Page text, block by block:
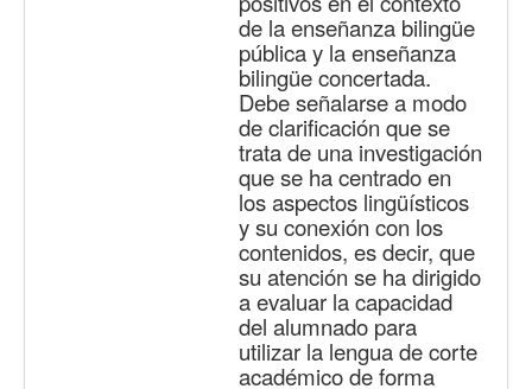
de la enseñanza bilingüe
pública y la enseñanza
bilingüe concertada.
Debe señalarse a modo
de clarificación que se
trata de una investigación
que se ha centrado en
los aspectos lingüísticos
y su conexión con los
contenidos, es decir, que
su atención se ha dirigido
a evaluar la capacidad
del alumnado para
utilizar la lengua de corte
académico de forma